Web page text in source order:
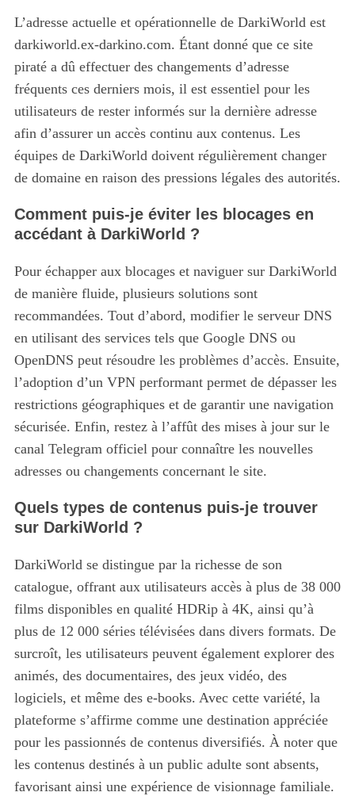
L’adresse actuelle et opérationnelle de DarkiWorld est
darkiworld.ex-darkino.com. Étant donné que ce site
piraté a dû effectuer des changements d’adresse
fréquents ces derniers mois, il est essentiel pour les
utilisateurs de rester informés sur la dernière adresse
afin d’assurer un accès continu aux contenus. Les
équipes de DarkiWorld doivent régulièrement changer
de domaine en raison des pressions légales des autorités.
Comment puis-je éviter les blocages en
accédant à DarkiWorld ?
Pour échapper aux blocages et naviguer sur DarkiWorld
de manière fluide, plusieurs solutions sont
recommandées. Tout d’abord, modifier le serveur DNS
en utilisant des services tels que Google DNS ou
OpenDNS peut résoudre les problèmes d’accès. Ensuite,
l’adoption d’un VPN performant permet de dépasser les
restrictions géographiques et de garantir une navigation
sécurisée. Enfin, restez à l’affût des mises à jour sur le
canal Telegram officiel pour connaître les nouvelles
adresses ou changements concernant le site.
Quels types de contenus puis-je trouver
sur DarkiWorld ?
DarkiWorld se distingue par la richesse de son
catalogue, offrant aux utilisateurs accès à plus de 38 000
films disponibles en qualité HDRip à 4K, ainsi qu’à
plus de 12 000 séries télévisées dans divers formats. De
surcroît, les utilisateurs peuvent également explorer des
animés, des documentaires, des jeux vidéo, des
logiciels, et même des e-books. Avec cette variété, la
plateforme s’affirme comme une destination appréciée
pour les passionnés de contenus diversifiés. À noter que
les contenus destinés à un public adulte sont absents,
favorisant ainsi une expérience de visionnage familiale.